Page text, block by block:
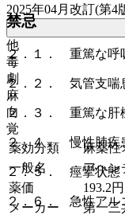
禁忌
２．１． 重篤な呼
２．２． 気管支喘
２．３． 重篤な肝
２．４． 慢性肺疾
２．５． 痙攣状態
２．６． 急性アル
2025年04月改訂(第4
他
毒
劇
麻
向
覚
薬効分類
麻薬性
一般名
アヘン
薬価
193.2円
メーカー
第一三